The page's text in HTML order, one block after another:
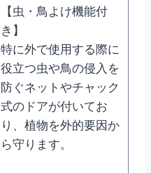
【虫・鳥よけ機能付
き】
特に外で使用する際に
役立つ虫や鳥の侵入を
防ぐネットやチャック
式のドアが付いてお
り、植物を外的要因か
ら守ります。